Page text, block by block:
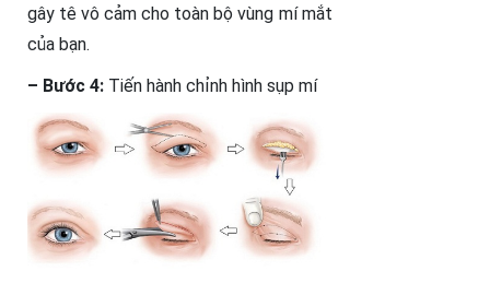
gây tê vô cảm cho toàn bộ vùng mí mắt
của bạn.
– Bước 4: Tiến hành chỉnh hình sụp mí